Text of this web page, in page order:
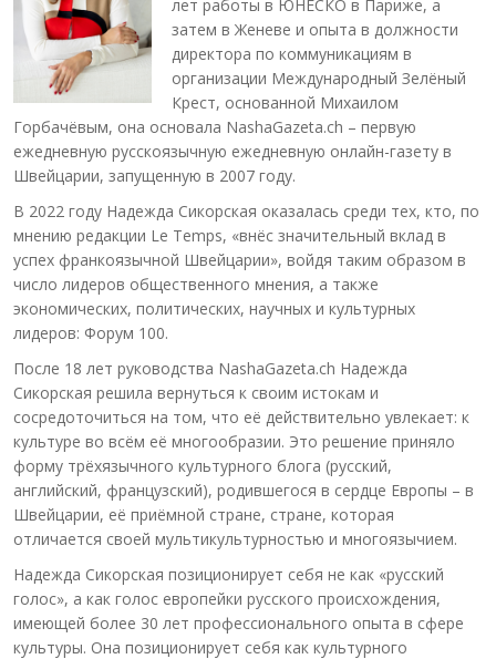
лет работы в ЮНЕСКО в Париже, а
затем в Женеве и опыта в должности
директора по коммуникациям в
организации Международный Зелёный
Крест, основанной Михаилом
Горбачёвым, она основала NashaGazeta.ch – первую
ежедневную русскоязычную ежедневную онлайн-газету в
Швейцарии, запущенную в 2007 году.
В 2022 году Надежда Сикорская оказалась среди тех, кто, по
мнению редакции Le Temps, «внёс значительный вклад в
успех франкоязычной Швейцарии», войдя таким образом в
число лидеров общественного мнения, а также
экономических, политических, научных и культурных
лидеров: Форум 100.
После 18 лет руководства NashaGazeta.ch Надежда
Сикорская решила вернуться к своим истокам и
сосредоточиться на том, что её действительно увлекает: к
культуре во всём её многообразии. Это решение приняло
форму трёхязычного культурного блога (русский,
английский, французский), родившегося в сердце Европы – в
Швейцарии, её приёмной стране, стране, которая
отличается своей мультикультурностью и многоязычием.
Надежда Сикорская позиционирует себя не как «русский
голос», а как голос европейки русского происхождения,
имеющей более 30 лет профессионального опыта в сфере
культуры. Она позиционирует себя как культурного